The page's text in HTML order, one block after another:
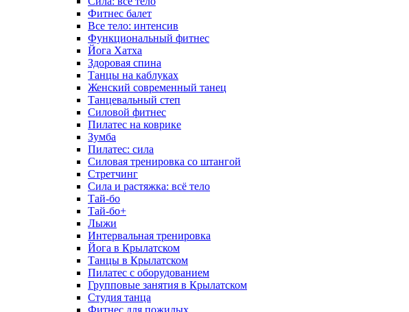
Фитнес балет
Все тело: интенсив
Функциональный фитнес
Йога Хатха
Здоровая спина
Танцы на каблуках
Женский современный танец
Танцевальный степ
Силовой фитнес
Пилатес на коврике
Зумба
Пилатес: сила
Силовая тренировка со штангой
Стретчинг
Сила и растяжка: всё тело
Тай-бо
Тай-бо+
Лыжи
Интервальная тренировка
Йога в Крылатском
Танцы в Крылатском
Пилатес с оборудованием
Групповые занятия в Крылатском
Студия танца
Фитнес для пожилых